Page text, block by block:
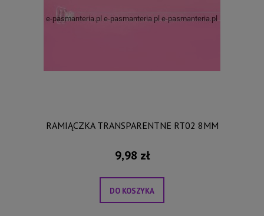
RAMIĄCZKA TRANSPARENTNE RT02 8MM
9,98 zł
DO KOSZYKA